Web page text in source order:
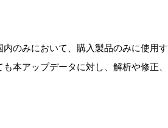
のみにおいて、購入製品のみに使用す
本アップデータに対し、解析や修正